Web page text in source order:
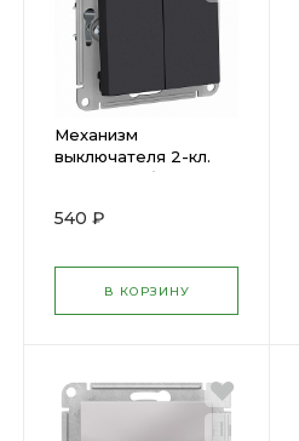
Механизм
выключателя 2-кл.
ATLAS карбон
1240547 )
540 ₽
В КОРЗИНУ